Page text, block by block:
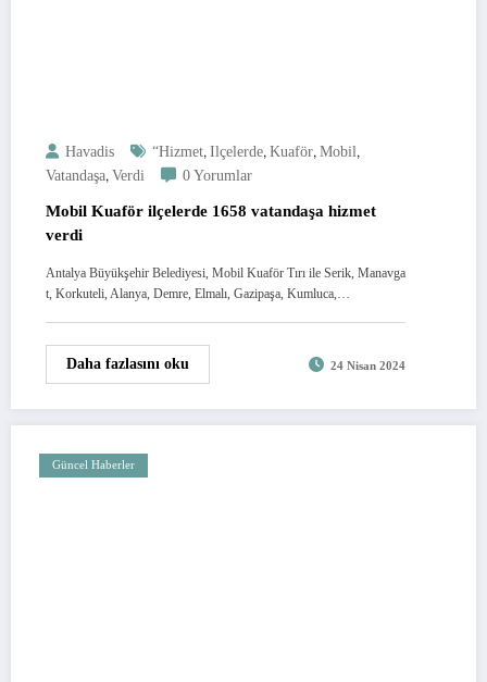
Havadis “Hizmet, Ilçelerde, Kuaför, Mobil ,
Vatandaşa, Verdi 0 Yorumlar
Mobil Kuaför ilçelerde 1658 vatandaşa hizmet
verdi
Antalya Büyükşehir Belediyesi, Mobil Kuaför Tırı ile Serik, Manavga
t, Korkuteli, Alanya, Demre, Elmalı, Gazipaşa, Kumluca,…
Daha fazlasını oku 24 Nisan 2024
Güncel Haberler